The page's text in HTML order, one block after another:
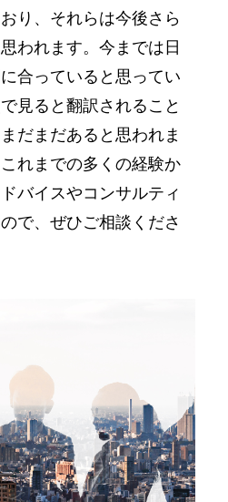
り、それらは今後さら
われます。今までは⽇
合っていると思ってい
⾒ると翻訳されること
だまだあると思われま
れまでの多くの経験か
バイスやコンサルティ
で、ぜひご相談くださ